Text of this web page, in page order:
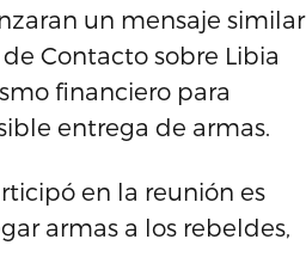
un mensaje similar
Contacto sobre Libia
financiero para
entrega de armas.
en la reunión es
armas a los rebeldes,